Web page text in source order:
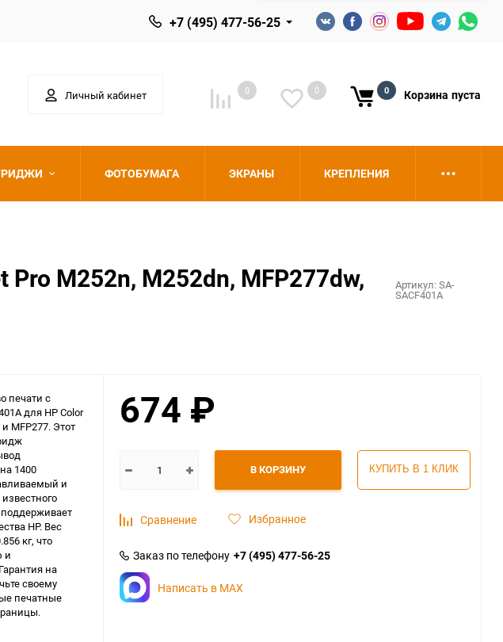
+7 (495) 477-56-25
Личный кабинет 0 0 0 Корзина пуста
ФОТОБУМАГА ЭКРАНЫ КРЕПЛЕНИЯ
M252n, M252dn, MFP277dw, Артикул:SA-
SACF401A
печати с
для HP Color
MFP277. Этот
1400
и
поддерживает
HP. Вес
кг, что
и
на
своему
печатные
674 ₽
В КОРЗИНУ КУПИТЬ В 1 КЛИК
Сравнение Избранное
Заказ по телефону +7 (495) 477-56-25
Написать в MAX